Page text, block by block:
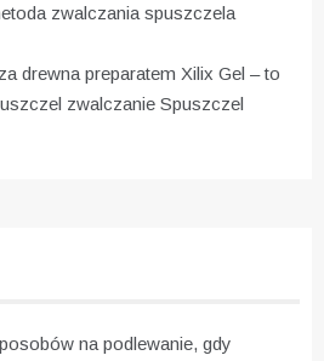
zwalczania spuszczela
drewna preparatem Xilix Gel – to
zwalczanie Spuszczel
na podlewanie, gdy